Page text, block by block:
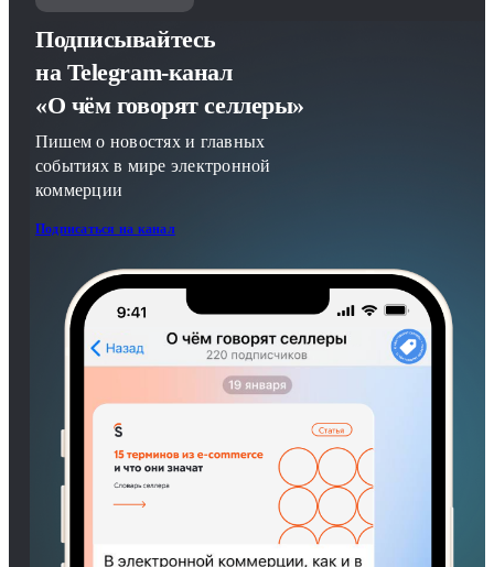
Подписывайтесь
на Telegram-канал
«О чём говорят селлеры»
Пишем о новостях и главных
событиях в мире электронной
коммерции
Подписаться на канал